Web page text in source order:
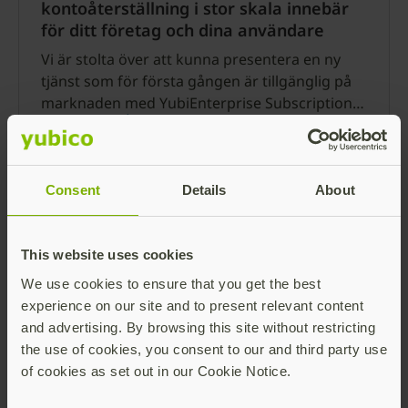
Consent Details About
This website uses cookies
We use cookies to ensure that you get the best
experience on our site and to present relevant content
and advertising. By browsing this site without restricting
the use of cookies, you consent to our and third party use
of cookies as set out in our Cookie Notice.
kontoåterställning i stor skala innebär
för ditt företag och dina användare
Vi är stolta över att kunna presentera en ny
tjänst som för första gången är tillgänglig på
marknaden med YubiEnterprise Subscription:
FIDO Pre-reg. Den här tjänsten kommer att ge
dig och dina anställda lösenordsfri onboarding
och tillgång till snabb och säker
kontoåterställning från dag ett.
Yubico är nyckeln till 2023:
YubiEnterprise-prenumerationen är